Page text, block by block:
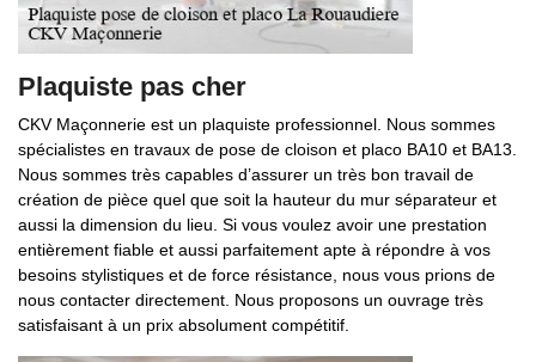
Plaquiste pas cher
CKV Maçonnerie est un plaquiste professionnel. Nous sommes
spécialistes en travaux de pose de cloison et placo BA10 et BA13.
Nous sommes très capables d’assurer un très bon travail de
création de pièce quel que soit la hauteur du mur séparateur et
aussi la dimension du lieu. Si vous voulez avoir une prestation
entièrement fiable et aussi parfaitement apte à répondre à vos
besoins stylistiques et de force résistance, nous vous prions de
nous contacter directement. Nous proposons un ouvrage très
satisfaisant à un prix absolument compétitif.